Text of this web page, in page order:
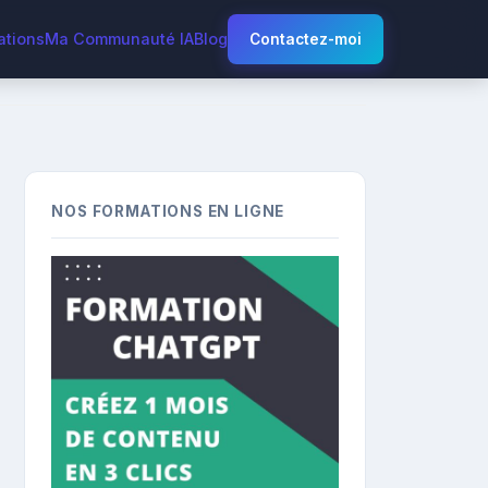
Ma Communauté IABlog Contactez-moi
NOS FORMATIONS EN LIGNE